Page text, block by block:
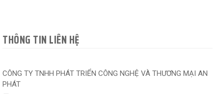
THÔNG TIN LIÊN HỆ
CÔNG TY TNHH PHÁT TRIỂN CÔNG NGHỆ VÀ THƯƠNG MẠI AN
PHÁT